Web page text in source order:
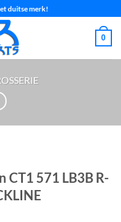
duitse merk!
0
CT1 571 LB3B R-